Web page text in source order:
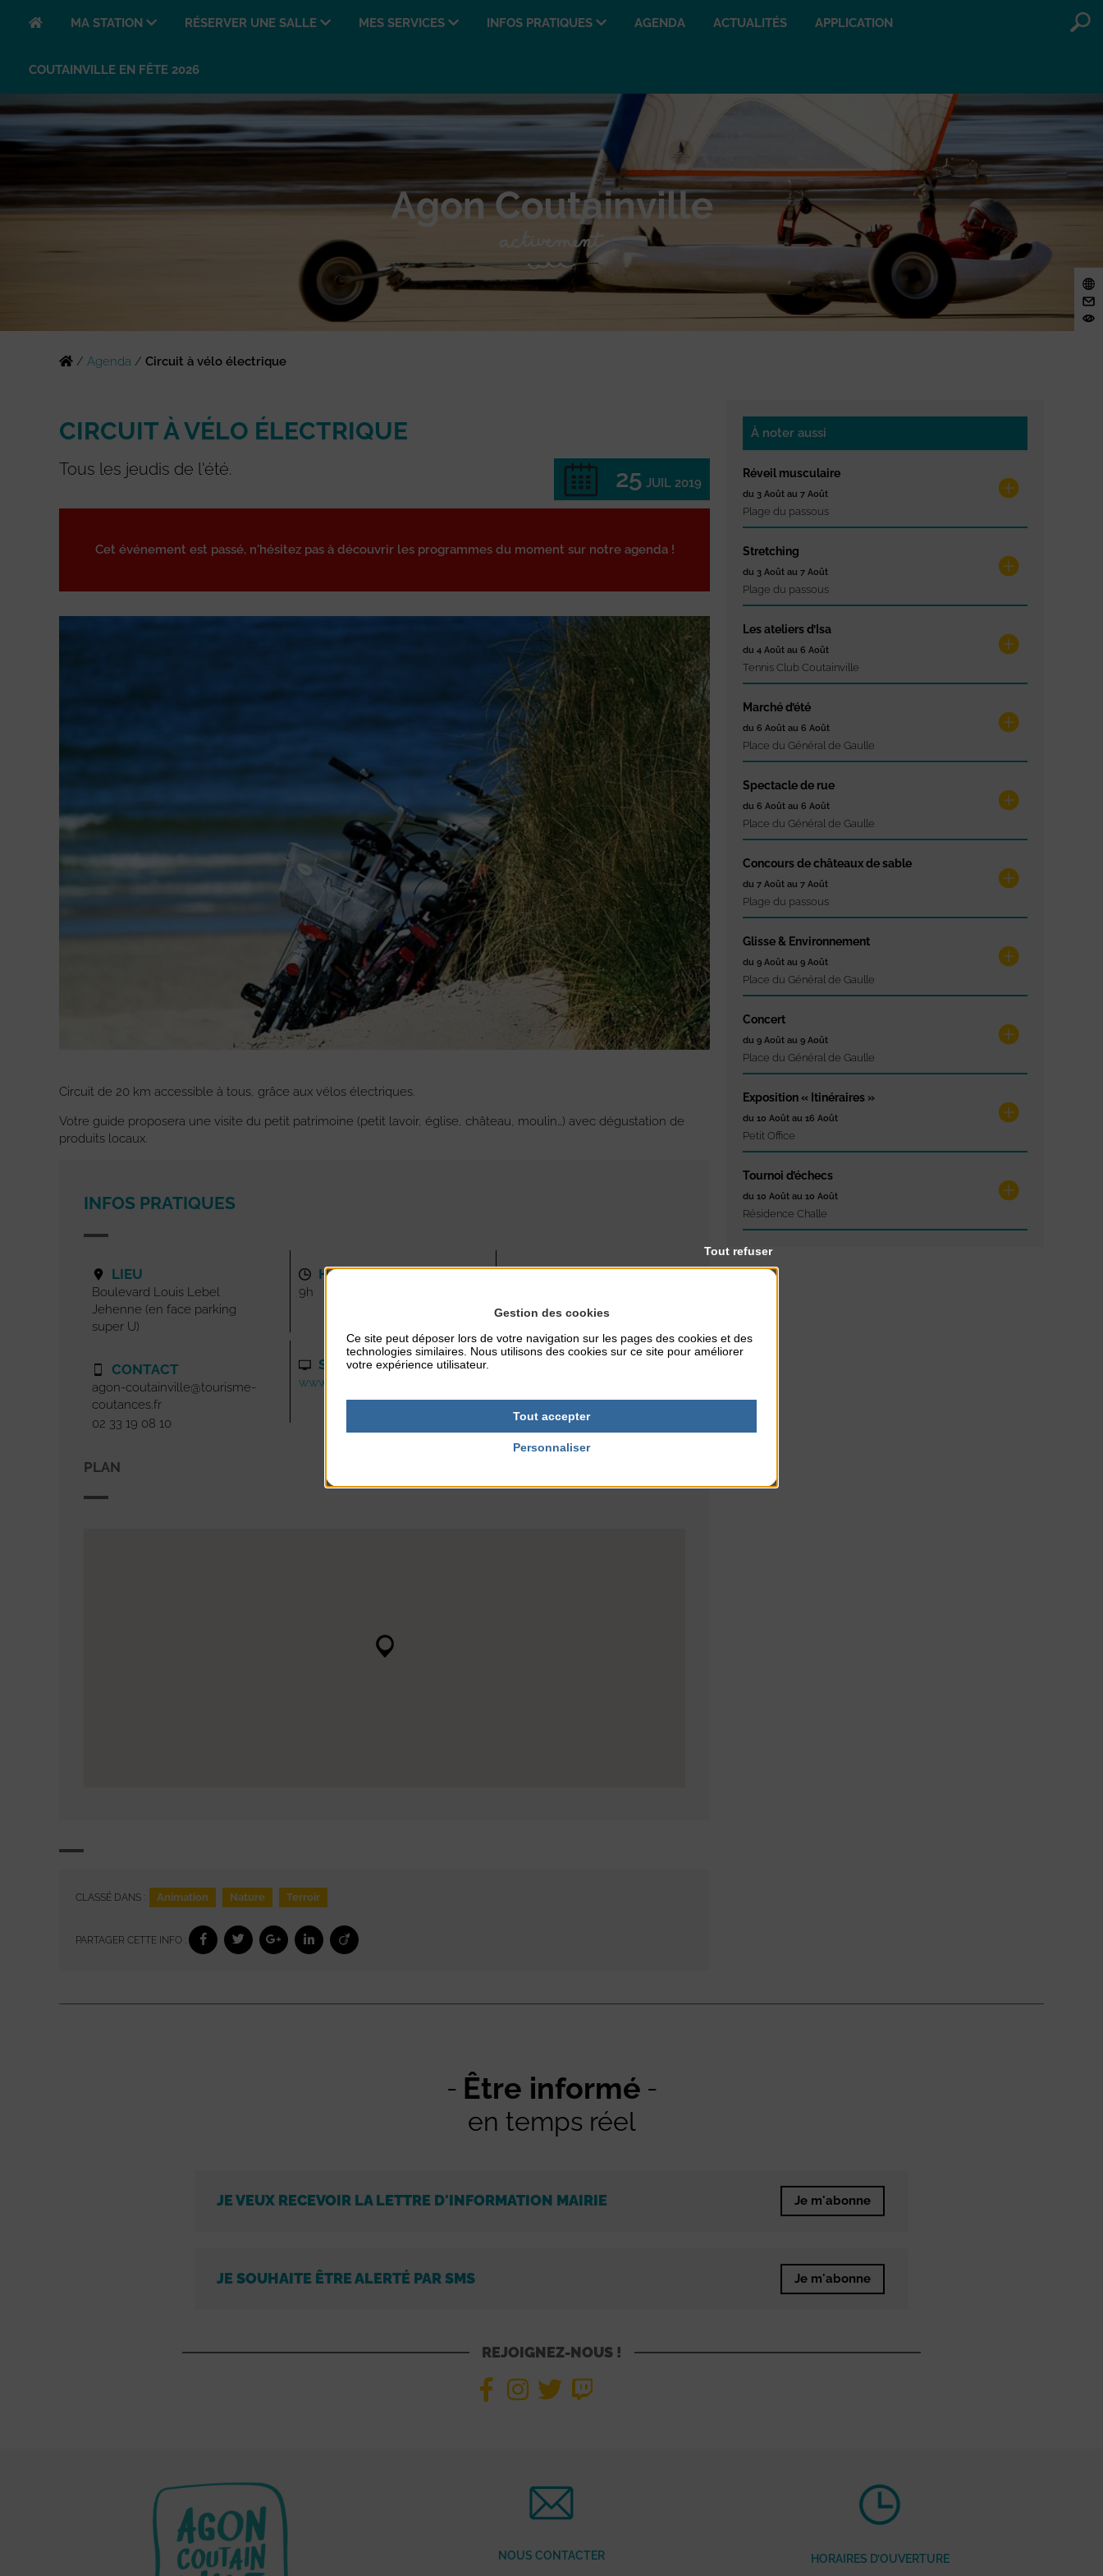
MA STATION RÉSERVER UNE SALLE MES SERVICES INFOS PRATIQUES AGENDA ACTUALITÉS APPLICATION
COUTAINVILLE EN FÊTE 2026
/ Agenda / Circuit à vélo électrique
CIRCUIT À VÉLO ÉLECTRIQUE
Tous les jeudis de l'été. 25 JUIL 2019
Cet événement est passé, n'hésitez pas à découvrir les programmes du moment sur notre agenda !
Circuit de 20 km accessible à tous, grâce aux vélos électriques.
Votre guide proposera une visite du petit patrimoine (petit lavoir, église, château, moulin…) avec dégustation de
produits locaux.
INFOS PRATIQUES
LIEU
Boulevard Louis Lebel
Jehenne (en face parking
super U)
CONTACT
agon-coutainville@tourisme-
coutances.fr
02 33 19 08 10
HORAIRES
9h
SITE INTERNET
www.tourisme-coutances.fr
TARIFS
99€95. Avec votre vélo
PLAN
CLASSÉ DANS : Animation Nature Terroir
PARTAGER CETTE INFO :
À noter aussi
Réveil musculaire
du 3 Août au 7 Août
Plage du passous
Stretching
du 3 Août au 7 Août
Plage du passous
Les ateliers d’Isa
du 4 Août au 6 Août
Tennis Club Coutainville
Marché d’été
du 6 Août au 6 Août
Place du Général de Gaulle
Spectacle de rue
du 6 Août au 6 Août
Place du Général de Gaulle
Concours de châteaux de sable
du 7 Août au 7 Août
Plage du passous
Glisse & Environnement
du 9 Août au 9 Août
Place du Général de Gaulle
Concert
du 9 Août au 9 Août
Place du Général de Gaulle
Exposition « Itinéraires »
du 10 Août au 16 Août
Petit Office
Tournoi d’échecs
du 10 Août au 10 Août
Résidence Challe
Être informé
en temps réel
JE VEUX RECEVOIR LA LETTRE D'INFORMATION MAIRIE Je m'abonne
JE SOUHAITE ÊTRE ALERTÉ PAR SMS Je m'abonne
REJOIGNEZ-NOUS !
NOUS CONTACTER HORAIRES D’OUVERTURE
Gestion des cookies
Ce site peut déposer lors de votre navigation sur les pages des cookies et des
technologies similaires. Nous utilisons des cookies sur ce site pour améliorer
votre expérience utilisateur.
Tout accepter
Tout refuser
Personnaliser